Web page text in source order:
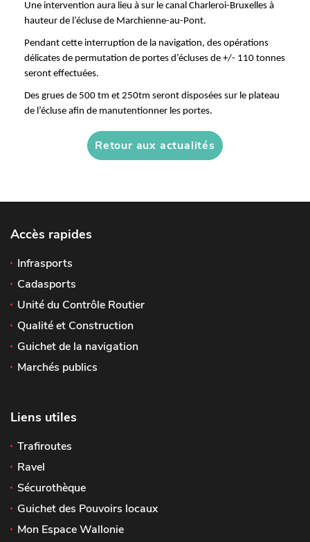
Une intervention aura lieu à sur le canal Charleroi-Bruxelles à
hauteur de l’écluse de Marchienne-au-Pont.
Pendant cette interruption de la navigation, des opérations
délicates de permutation de portes d’écluses de +/- 110 tonnes
seront effectuées.
Des grues de 500 tm et 250tm seront disposées sur le plateau
de l’écluse afin de manutentionner les portes.
Retour aux actualités
Accès rapides
Infrasports
Cadasports
Unité du Contrôle Routier
Qualité et Construction
Guichet de la navigation
Marchés publics
Liens utiles
Trafiroutes
Ravel
Sécurothèque
Guichet des Pouvoirs locaux
Mon Espace Wallonie